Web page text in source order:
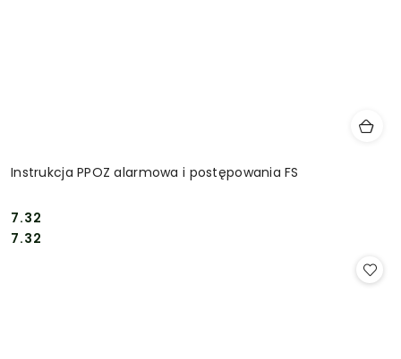
Instrukcja PPOZ alarmowa i postępowania FS
Cena:
7.32
Cena:
7.32